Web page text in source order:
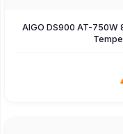
AIGO DS900 AT-750W